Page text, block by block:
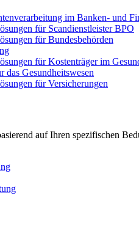
im Banken- und
für Scandienstleister BPO
für Bundesbehörden
für Kostenträger im
das Gesundheitswesen
für Versicherungen
auf Ihren spezifischen